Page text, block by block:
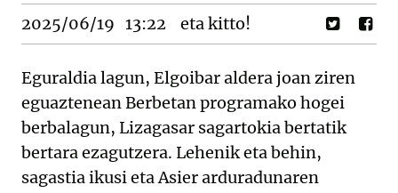
2025/06/19 13:22 eta kitto!
Eguraldia lagun, Elgoibar aldera joan ziren
eguaztenean Berbetan programako hogei
berbalagun, Lizagasar sagartokia bertatik
bertara ezagutzera. Lehenik eta behin,
sagastia ikusi eta Asier arduradunaren